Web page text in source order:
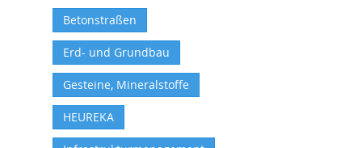
Betonstraßen
Erd- und Grundbau
Gesteine, Mineralstoffe
HEUREKA